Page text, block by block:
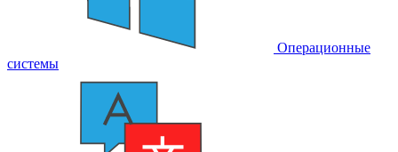
Операционные
системы